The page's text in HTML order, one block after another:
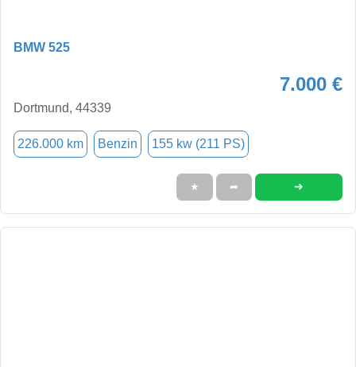
BMW 525
7.000 €
Dortmund, 44339
226.000 km Benzin 155 kw (211 PS)
★ ➦ ➜